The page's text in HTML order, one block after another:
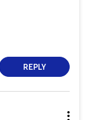
REPLY